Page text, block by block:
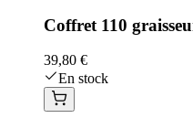
Coffret 110
39,80 €
En stock